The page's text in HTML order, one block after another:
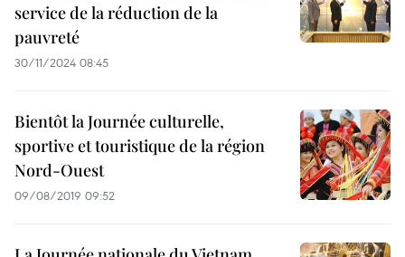
service de la réduction de la
pauvreté
30/11/2024 08:45
Bientôt la Journée culturelle,
sportive et touristique de la région
Nord-Ouest
09/08/2019 09:52